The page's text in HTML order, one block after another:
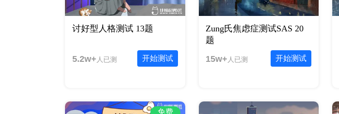
讨好型人格测试 13题
开始测试
5.2w+ 人已测
Zung氏焦虑症测试SAS 20
题
开始测试
15w+ 人已测
免费